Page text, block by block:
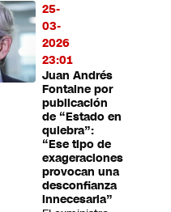
25-
03-
2026
23:01
Juan Andrés
Fontaine por
publicación
de “Estado en
quiebra”:
“Ese tipo de
exageraciones
provocan una
desconfianza
innecesaria”